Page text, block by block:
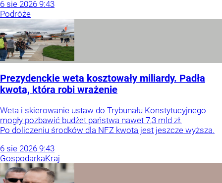
6 sie 2026 9:43
Podróże
Prezydenckie weta kosztowały miliardy. Padła
kwota, która robi wrażenie
Weta i skierowanie ustaw do Trybunału Konstytucyjnego
mogły pozbawić budżet państwa nawet 7,3 mld zł.
Po doliczeniu środków dla NFZ kwota jest jeszcze wyższa.
6 sie 2026 9:43
GospodarkaKraj